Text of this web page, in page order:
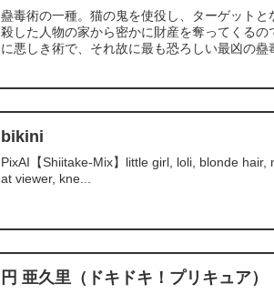
蠱毒術の一種。猫の鬼を使役し、ターゲット
殺した人物の家から密かに財産を奪ってくる
に悪しき術で、それ故に最も恐ろしい最凶の蠱
bikini
PixAI【Shiitake-Mix】little girl, loli, blonde
at viewer, kne...
円 亜久里（ドキドキ！プリキュア）